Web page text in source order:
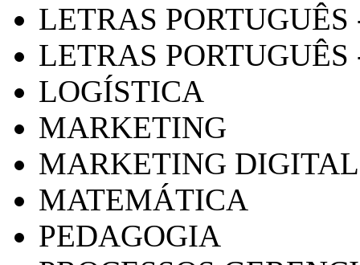
LETRAS
LETRAS PORTUGUÊS
LOGÍSTICA
MARKETING
MARKETING DIGITAL
MATEMÁTICA
PEDAGOGIA